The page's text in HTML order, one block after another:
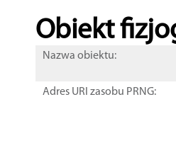
Obiekt
Nazwa obiektu:
Adres URI zasobu PRNG: